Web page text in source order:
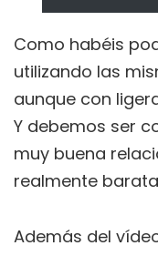
Como habéis
utilizando las
aunque con
Y debemos ser
muy buena
realmente
Además del